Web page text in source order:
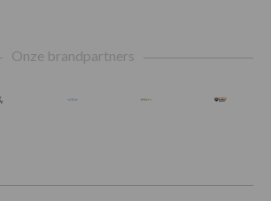
Onze brandpartners